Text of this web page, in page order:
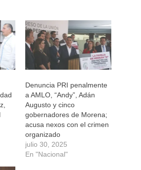
ventana
una
ventana
nueva)
Denuncia PRI penalmente
a AMLO, “Andy”, Adán
Augusto y cinco
gobernadores de Morena;
acusa nexos con el crimen
organizado
julio 30, 2025
En "Nacional"